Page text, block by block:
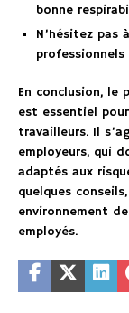
bonne
N’hésitez pas
En conclusion, le
est essentiel
travailleurs. Il
employeurs, qui
adaptés aux
quelques
environnement
employés.